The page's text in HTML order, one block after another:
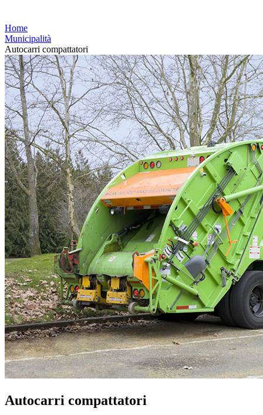
Home
Municipalità
Autocarri compattatori
Autocarri compattatori